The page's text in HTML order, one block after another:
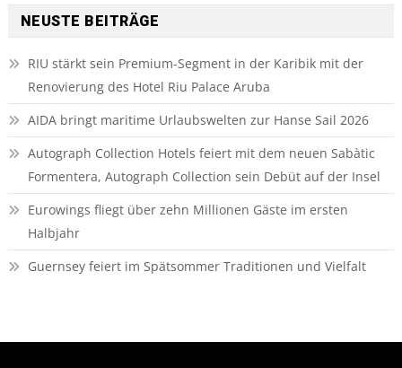
NEUSTE BEITRÄGE
RIU stärkt sein Premium-Segment in der Karibik mit der
Renovierung des Hotel Riu Palace Aruba
AIDA bringt maritime Urlaubswelten zur Hanse Sail 2026
Autograph Collection Hotels feiert mit dem neuen Sabàtic
Formentera, Autograph Collection sein Debüt auf der Insel
Eurowings fliegt über zehn Millionen Gäste im ersten
Halbjahr
Guernsey feiert im Spätsommer Traditionen und Vielfalt